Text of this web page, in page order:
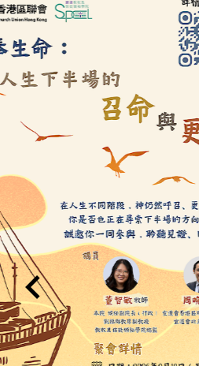
keyboard_arrow_left